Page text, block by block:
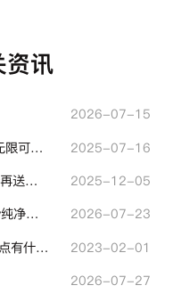
资讯
2026-07-15
DuoPlus云手机功能全览，助力出海无限可能！
2025-07-16
AdsPower 黑五大促开启｜年付 6 折再送半年＋豪礼抽奖
2025-12-05
海外SEO排名忽高忽低？SmartProxy纯净住宅IP助力站点权重稳定
2026-07-23
原生IP节点是什么意思？和socks5节点有什么区别？
2023-02-01
2026-07-27